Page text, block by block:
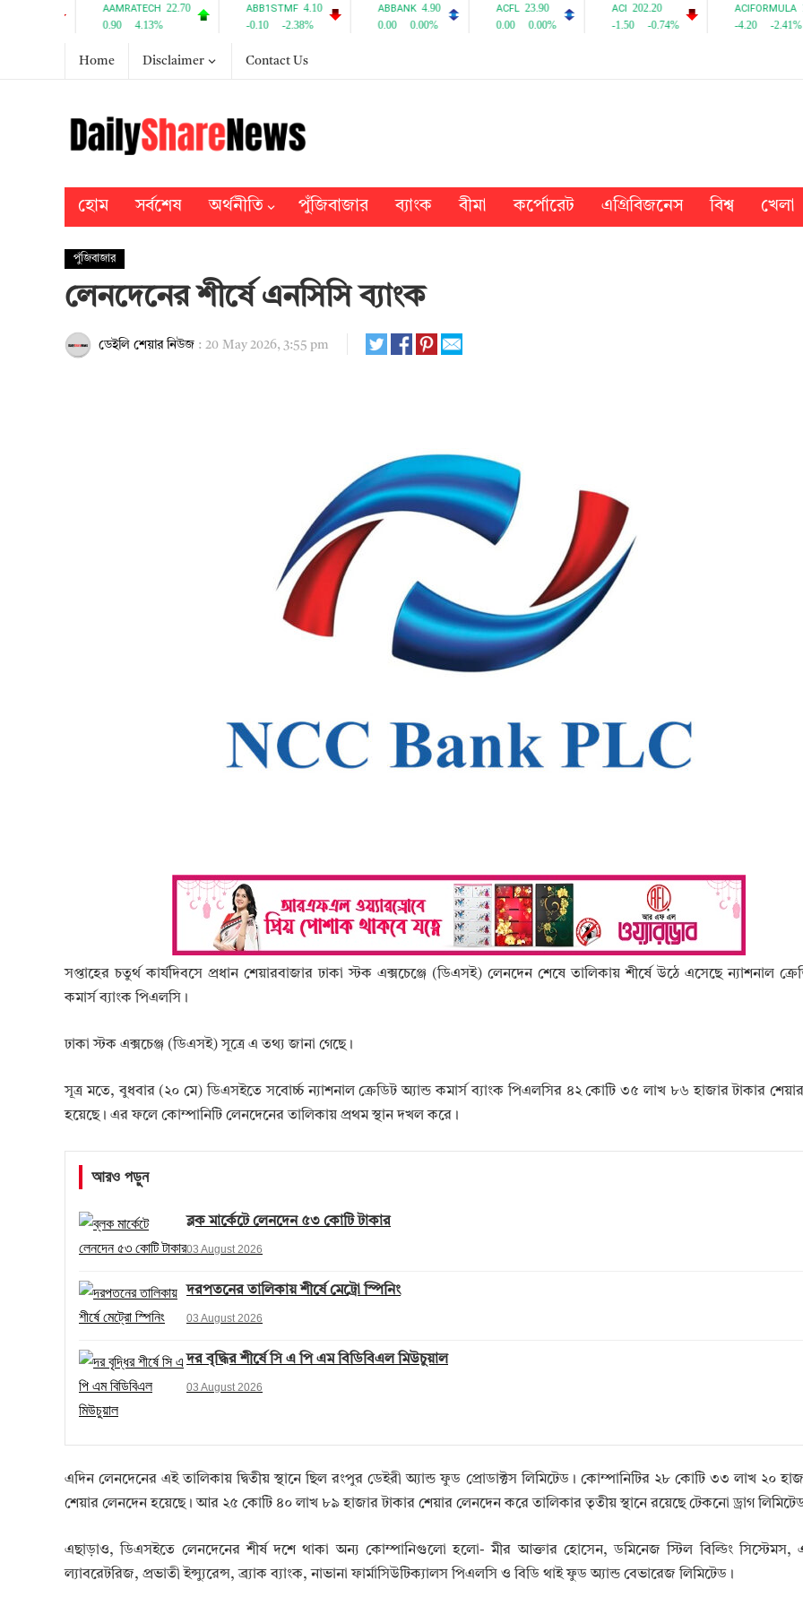
Home Disclaimer Contact Us
হোম সর্বশেষ অর্থনীতি পুঁজিবাজার ব্যাংক বীমা কর্পোরেট এগ্রিবিজনেস বিশ্ব খেলা
পুঁজিবাজার
লেনদেনের শীর্ষে এনসিসি ব্যাংক
ডেইলি শেয়ার নিউজ : 20 May 2026, 3:55 pm
সপ্তাহের চতুর্থ কার্যদিবসে প্রধান শেয়ারবাজার ঢাকা স্টক এক্সচেঞ্জে (ডিএসই) লেনদেন শেষে তালিকায় শীর্ষে উঠে এসেছে ন্যাশনাল
কমার্স ব্যাংক পিএলসি।
ঢাকা স্টক এক্সচেঞ্জ (ডিএসই) সূত্রে এ তথ্য জানা গেছে।
সূত্র মতে, বুধবার (২০ মে) ডিএসইতে সবোর্চ্চ ন্যাশনাল ক্রেডিট অ্যান্ড কমার্স ব্যাংক পিএলসির ৪২ কোটি ৩৫ লাখ ৮৬ হাজার টাকার
হয়েছে। এর ফলে কোম্পানিটি লেনদেনের তালিকায় প্রথম স্থান দখল করে।
আরও পড়ুন
ব্লক মার্কেটে লেনদেন ৫৩ কোটি টাকার
03 August 2026
দরপতনের তালিকায় শীর্ষে মেট্রো স্পিনিং
03 August 2026
দর বৃদ্ধির শীর্ষে সি এ পি এম বিডিবিএল মিউচুয়াল
03 August 2026
এদিন লেনদেনের এই তালিকায় দ্বিতীয় স্থানে ছিল রংপুর ডেইরী অ্যান্ড ফুড প্রোডাক্টস লিমিটেড। কোম্পানিটির ২৮ কোটি ৩৩ লাখ ২০
শেয়ার লেনদেন হয়েছে। আর ২৫ কোটি ৪০ লাখ ৮৯ হাজার টাকার শেয়ার লেনদেন করে তালিকার তৃতীয় স্থানে রয়েছে টেকনো ড্রাগ
এছাড়াও, ডিএসইতে লেনদেনের শীর্ষ দশে থাকা অন্য কোম্পানিগুলো হলো- মীর আক্তার হোসেন, ডমিনেজ স্টিল বিল্ডিং সিস্টেমস,
ল্যাবরেটরিজ, প্রভাতী ইন্স্যুরেন্স, ব্র্যাক ব্যাংক, নাভানা ফার্মাসিউটিক্যালস পিএলসি ও বিডি থাই ফুড অ্যান্ড বেভারেজ লিমিটেড।